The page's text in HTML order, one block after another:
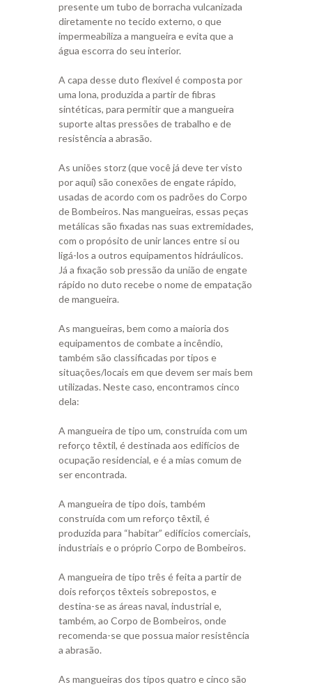
presente um tubo de borracha vulcanizada
diretamente no tecido externo, o que
impermeabiliza a mangueira e evita que a
água escorra do seu interior.
A capa desse duto flexível é composta por
uma lona, produzida a partir de fibras
sintéticas, para permitir que a mangueira
suporte altas pressões de trabalho e de
resistência a abrasão.
As uniões storz (que você já deve ter visto
por aqui) são conexões de engate rápido,
usadas de acordo com os padrões do Corpo
de Bombeiros. Nas mangueiras, essas peças
metálicas são fixadas nas suas extremidades,
com o propósito de unir lances entre si ou
ligá-los a outros equipamentos hidráulicos.
Já a fixação sob pressão da união de engate
rápido no duto recebe o nome de empatação
de mangueira.
As mangueiras, bem como a maioria dos
equipamentos de combate a incêndio,
também são classificadas por tipos e
situações/locais em que devem ser mais bem
utilizadas. Neste caso, encontramos cinco
dela:
A mangueira de tipo um, construída com um
reforço têxtil, é destinada aos edifícios de
ocupação residencial, e é a mias comum de
ser encontrada.
A mangueira de tipo dois, também
construída com um reforço têxtil, é
produzida para “habitar” edifícios comerciais,
industriais e o próprio Corpo de Bombeiros.
A mangueira de tipo três é feita a partir de
dois reforços têxteis sobrepostos, e
destina-se as áreas naval, industrial e,
também, ao Corpo de Bombeiros, onde
recomenda-se que possua maior resistência
a abrasão.
As mangueiras dos tipos quatro e cinco são